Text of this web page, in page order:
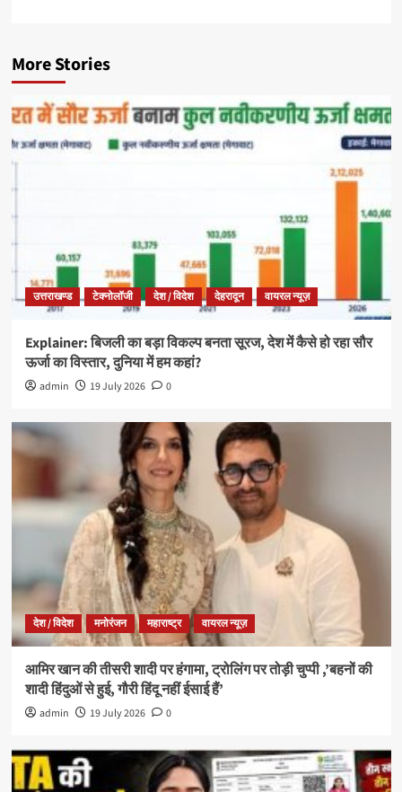
More Stories
उत्तराखण्ड टेक्नोलॉजी देश / विदेश देहरादून वायरल न्यूज़
Explainer: बिजली का बड़ा विकल्प बनता सूरज, देश में कैसे हो रहा सौर
ऊर्जा का विस्तार, दुनिया में हम कहां?
admin 19 July 2026 0
देश / विदेश मनोरंजन महाराष्ट्र वायरल न्यूज़
आमिर खान की तीसरी शादी पर हंगामा, ट्रोलिंग पर तोड़ी चुप्पी ,’बहनों की
शादी हिंदुओं से हुई, गौरी हिंदू नहीं ईसाई हैं’
admin 19 July 2026 0